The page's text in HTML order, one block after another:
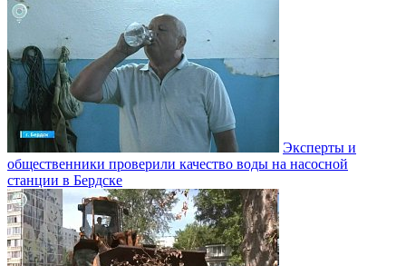
Эксперты и
общественники проверили качество воды на насосной
станции в Бердске